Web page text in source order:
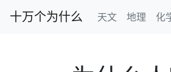
十万个为什么 天文 地理 化